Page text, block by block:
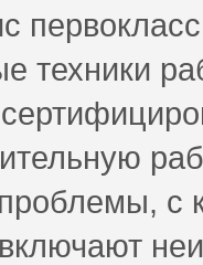
техники
с
включают